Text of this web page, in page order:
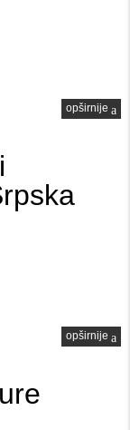
opširnije
opširnije